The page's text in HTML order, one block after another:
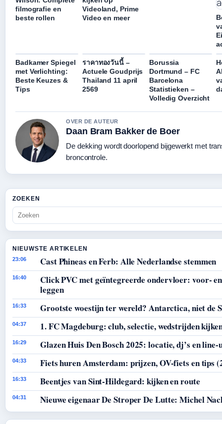
filmografie en
beste rollen
Videoland, Prime
Video en meer
Badkamer Spiegel
met Verlichting:
Beste Keuzes &
Tips
ราคาทองวันนี้ –
Actuele Goudprijs
Thailand 11 april
2569
Borussia
Dortmund – FC
Barcelona
Statistieken –
Volledig Overzicht
OVER DE AUTEUR
Daan Bram Bakker de Boer
De dekking wordt doorlopend bijgewerkt met
broncontrole.
ZOEKEN
NIEUWSTE ARTIKELEN
23:06 Cast Phineas en Ferb: Alle Nederlandse stemmen
16:40
Click PVC met geïntegreerde ondervloer: voor-
leggen
16:33 Grootste woestijn ter wereld? Antarctica, niet de
04:37 1. FC Magdeburg: club, selectie, wedstrijden
16:29 Glazen Huis Den Bosch 2025: locatie, dj’s en line-
04:33 Fiets huren Amsterdam: prijzen, OV-fiets en tips
16:33 Beentjes van Sint-Hildegard: kijken en route
04:31 Nieuwe eigenaar De Stroper De Lutte: Michel